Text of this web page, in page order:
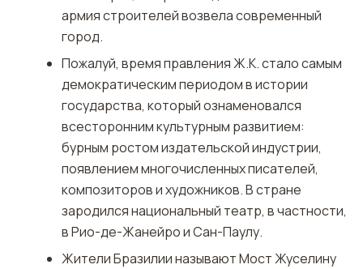
армия строителей возвела современный
город.
Пожалуй, время правления Ж.К. стало самым
демократическим периодом в истории
государства, который ознаменовался
всесторонним культурным развитием:
бурным ростом издательской индустрии,
появлением многочисленных писателей,
композиторов и художников. В стране
зародился национальный театр, в частности,
в Рио-де-Жанейро и Сан-Паулу.
Жители Бразилии называют Мост Жуселину